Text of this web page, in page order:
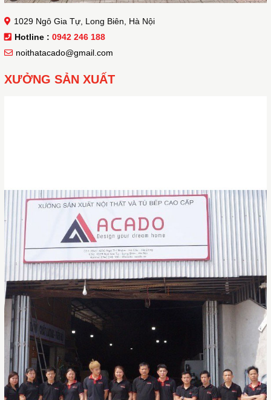
1029 Ngô Gia Tự, Long Biên, Hà Nội
Hotline : 0942 246 188
noithatacado@gmail.com
XƯỞNG SẢN XUẤT